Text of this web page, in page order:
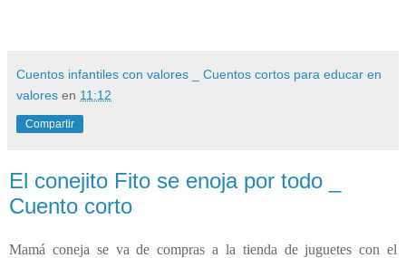
Cuentos infantiles con valores _ Cuentos cortos para educar en
valores en 11:12
Compartir
El conejito Fito se enoja por todo _
Cuento corto
Mamá coneja se va de compras a la tienda de juguetes con el